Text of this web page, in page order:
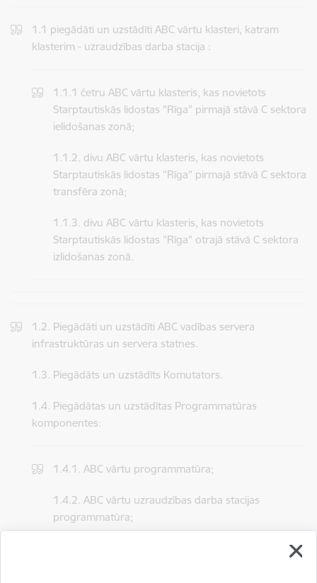
1.1 piegādāti un uzstādīti ABC vārtu klasteri, katram
klasterim - uzraudzības darba stacija :
1.1.1 četru ABC vārtu klasteris, kas novietots
Starptautiskās lidostas "Rīga" pirmajā stāvā C sektora
ielidošanas zonā;
1.1.2. divu ABC vārtu klasteris, kas novietots
Starptautiskās lidostas "Rīga" pirmajā stāvā C sektora
transfēra zonā;
1.1.3. divu ABC vārtu klasteris, kas novietots
Starptautiskās lidostas "Rīga" otrajā stāvā C sektora
izlidošanas zonā.
1.2. Piegādāti un uzstādīti ABC vadības servera
infrastruktūras un servera statnes.
1.3. Piegādāts un uzstādīts Komutators.
1.4. Piegādātas un uzstādītas Programmatūras
komponentes:
1.4.1. ABC vārtu programmatūra;
1.4.2. ABC vārtu uzraudzības darba stacijas
programmatūra;
1.4.3. ABC vārtu vadības servera programmatūra;